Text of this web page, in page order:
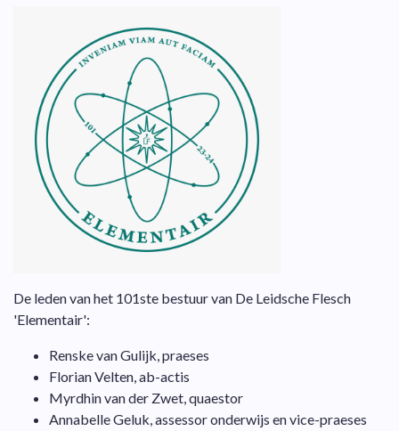
De leden van het 101ste bestuur van De Leidsche Flesch
'Elementair':
Renske van Gulijk, praeses
Florian Velten, ab-actis
Myrdhin van der Zwet, quaestor
Annabelle Geluk, assessor onderwijs en vice-praeses